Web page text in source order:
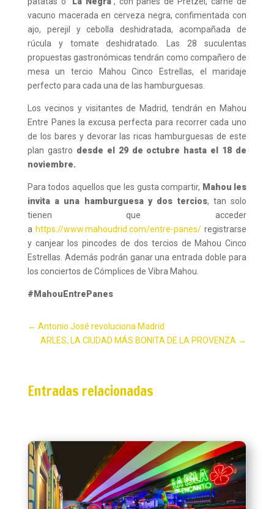
vacuno macerada en cerveza negra, confimentada con
ajo, perejil y cebolla deshidratada, acompañada de
rúcula y tomate deshidratado. Las 28 suculentas
propuestas gastronómicas tendrán como compañero de
mesa un tercio Mahou Cinco Estrellas, el maridaje
perfecto para cada una de las hamburguesas.
Los vecinos y visitantes de Madrid, tendrán en Mahou
Entre Panes la excusa perfecta para recorrer cada uno
de los bares y devorar las ricas hamburguesas de este
plan gastro desde el 29 de octubre hasta el 18 de
noviembre.
Para todos aquellos que les gusta compartir, Mahou les
invita a una hamburguesa y dos tercios, tan solo
tienen que acceder
a https://www.mahoudrid.com/entre-panes/ registrarse
y canjear los pincodes de dos tercios de Mahou Cinco
Estrellas. Además podrán ganar una entrada doble para
los conciertos de Cómplices de Vibra Mahou.
#MahouEntrePanes
← Antonio José revoluciona Madrid
ARLES, LA CIUDAD MÁS BONITA DE LA PROVENZA →
Entradas relacionadas